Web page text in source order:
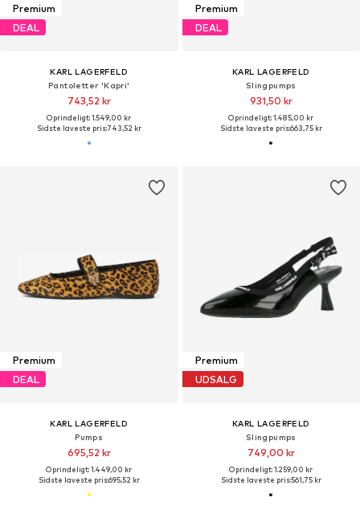
Premium
DEAL
KARL LAGERFELD
Pantoletter 'Kapri'
743,52 kr
Oprindeligt: 1.549,00 kr
Sidste laveste pris:743,52 kr
Premium
DEAL
KARL LAGERFELD
Slingpumps
931,50 kr
Oprindeligt: 1.485,00 kr
Sidste laveste pris:663,75 kr
Premium
DEAL
KARL LAGERFELD
Pumps
695,52 kr
Oprindeligt: 1.449,00 kr
Sidste laveste pris:695,52 kr
Premium
UDSALG
KARL LAGERFELD
Slingpumps
749,00 kr
Oprindeligt: 1.259,00 kr
Sidste laveste pris:561,75 kr